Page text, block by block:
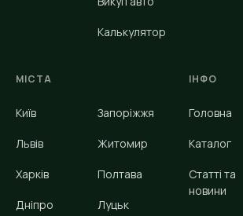
Калькулятор
МІСТА
Київ
Львів
Харків
Дніпро
Запоріжжя
Житомир
Полтава
Луцьк
ІНФО
Головна
Каталог
Статті та
новини